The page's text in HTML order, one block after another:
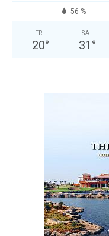
56 %
FR.
20°
SA.
31 °